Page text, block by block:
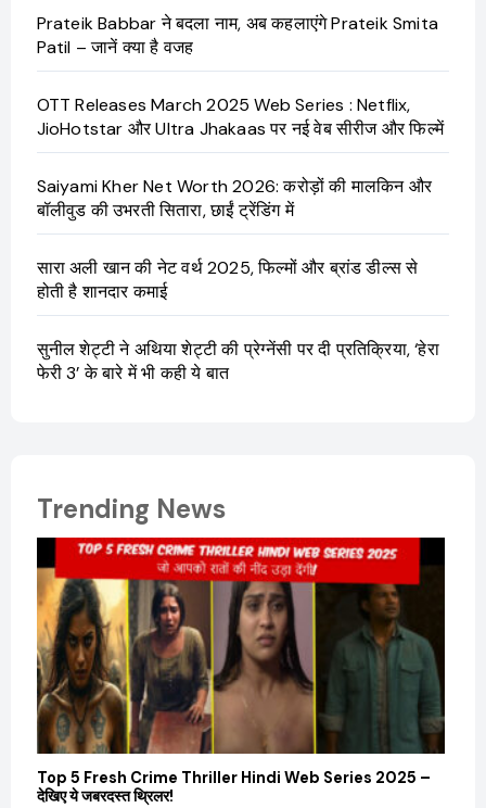
Prateik Babbar ने बदला नाम, अब कहलाएंगे Prateik Smita
Patil – जानें क्या है वजह
OTT Releases March 2025 Web Series : Netflix,
JioHotstar और Ultra Jhakaas पर नई वेब सीरीज और फिल्में
Saiyami Kher Net Worth 2026: करोड़ों की मालकिन और
बॉलीवुड की उभरती सितारा, छाईं ट्रेंडिंग में
सारा अली खान की नेट वर्थ 2025, फिल्मों और ब्रांड डील्स से
होती है शानदार कमाई
सुनील शेट्टी ने अथिया शेट्टी की प्रेग्नेंसी पर दी प्रतिक्रिया, ‘हेरा
फेरी 3’ के बारे में भी कही ये बात
Trending News
Top 5 Fresh Crime Thriller Hindi Web Series 2025 –
देखिए ये जबरदस्त थ्रिलर!